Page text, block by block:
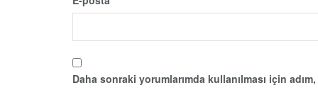
Daha sonraki yorumlarımda kullanılması için